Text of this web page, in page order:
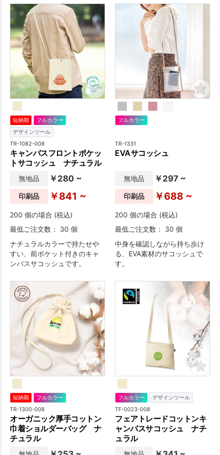
短納期
フルカラー
デザインツール
TR-1082-008
キャンバスフロントポケッ
トサコッシュ ナチュラル
無地品 ￥280 ~
印刷品 ￥841 ~
200 個の場合 (税込)
最低ご注文数： 30 個
ナチュラルカラーで持たせや
すい、前ポケット付きのキャ
ンバスサコッシュです。
フルカラー
TR-1331
EVAサコッシュ
無地品 ￥297 ~
印刷品 ￥688 ~
200 個の場合 (税込)
最低ご注文数： 30 個
中身を確認しながら持ち歩け
る、EVA素材のサコッシュで
す。
短納期 フルカラー
TR-1300-008
オーガニック厚手コットン
巾着ショルダーバッグ ナ
チュラル
フルカラー デザインツール
TF-0023-008
フェアトレードコットンキ
ャンバスサコッシュ ナチ
ュラル